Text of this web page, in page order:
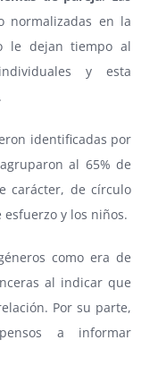
normalizadas en la
le dejan tiempo al
y esta
identificadas por
al 65% de
carácter, de círculo
y los niños.
como era de
al indicar que
Por su parte,
a informar